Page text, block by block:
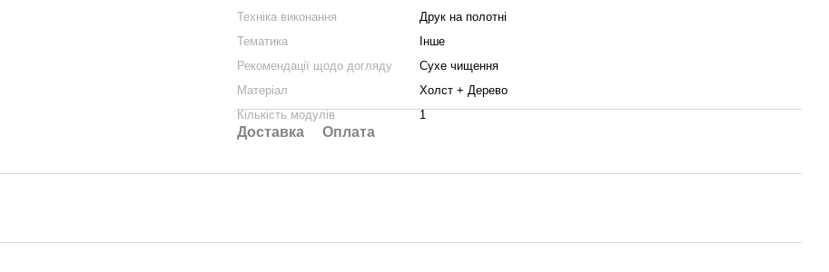
Техніка виконання
Друк на полотні
Тематика
Інше
Рекомендації щодо догляду
Сухе чищення
Матеріал
Холст + Дерево
Кількість модулів
1
Доставка Оплата